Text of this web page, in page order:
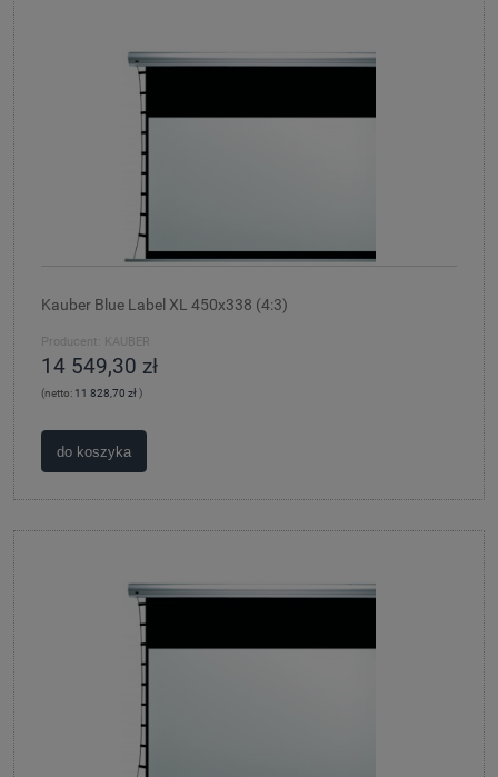
Kauber Blue Label XL 450x338 (4:3)
Producent: KAUBER
14 549,30 zł
(netto: 11 828,70 zł)
do koszyka